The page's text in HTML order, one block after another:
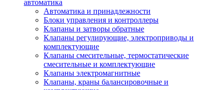
автоматика
Автоматика и принадлежности
Блоки управления и контроллеры
Клапаны и затворы обратные
Клапаны регулирующие, электроприводы и
комплектующие
Клапаны смесительные, термостатические
смесительные и комплектующие
Клапаны электромагнитные
Клапаны, краны балансировочные и